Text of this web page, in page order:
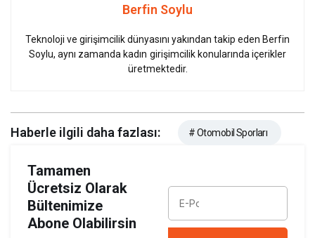
Berfin Soylu
Teknoloji ve girişimcilik dünyasını yakından takip eden Berfin
Soylu, aynı zamanda kadın girişimcilik konularında içerikler
üretmektedir.
Haberle ilgili daha fazlası: # Otomobil Sporları
Tamamen
Ücretsiz Olarak
Bültenimize
Abone Olabilirsin